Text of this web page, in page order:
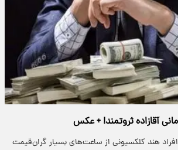
هند کلکسیونی از ساعت‌های بسیار گران‌قیمت